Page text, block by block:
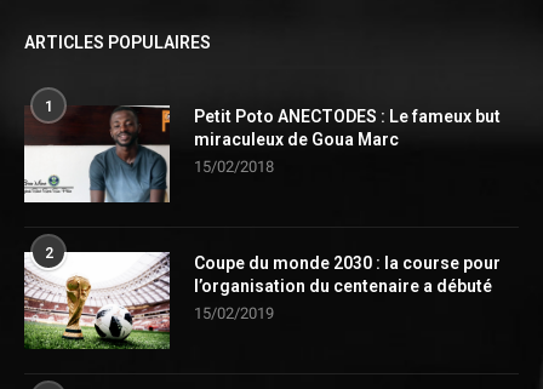
ARTICLES POPULAIRES
1
Petit Poto ANECTODES : Le fameux but
miraculeux de Goua Marc
15/02/2018
2
Coupe du monde 2030 : la course pour
l’organisation du centenaire a débuté
15/02/2019